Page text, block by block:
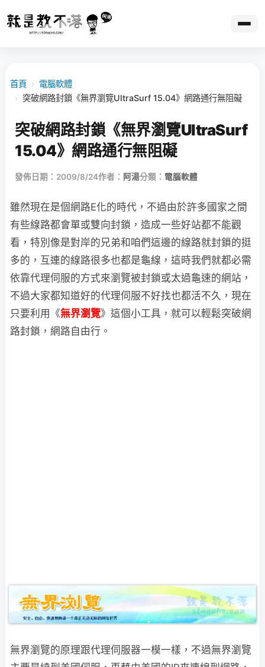
首頁 › 電腦軟體
› 突破網路封鎖《無界瀏覽UltraSurf 15.04》網路通行無阻礙
突破網路封鎖《無界瀏覽UltraSurf
15.04》網路通行無阻礙
發佈日期：2009/8/24作者： 阿湯分類： 電腦軟體
雖然現在是個網路E化的時代，不過由於許多國家之間
有些線路都會單或雙向封鎖，造成一些好站都不能觀
看，特別像是對岸的兄弟和咱們這邊的線路就封鎖的挺
多的，互連的線路很多也都是龜線，這時我們就都必需
依靠代理伺服的方式來瀏覽被封鎖或太過龜速的網站，
不過大家都知道好的代理伺服不好找也都活不久，現在
只要利用《無界瀏覽》這個小工具，就可以輕鬆突破網
路封鎖，網路自由行。
無界瀏覽的原理跟代理伺服器一模一樣，不過無界瀏覽